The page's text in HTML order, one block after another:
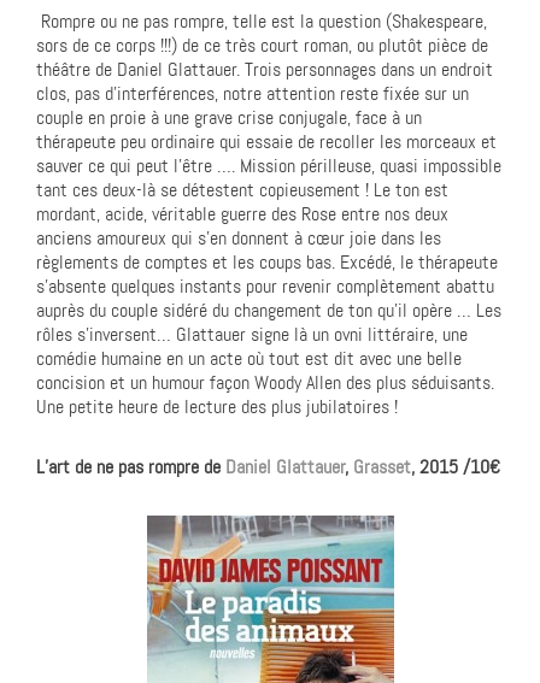
Rompre ou ne pas rompre, telle est la question (Shakespeare,
sors de ce corps !!!) de ce très court roman, ou plutôt pièce de
théâtre de Daniel Glattauer. Trois personnages dans un endroit
clos, pas d’interférences, notre attention reste fixée sur un
couple en proie à une grave crise conjugale, face à un
thérapeute peu ordinaire qui essaie de recoller les morceaux et
sauver ce qui peut l’être …. Mission périlleuse, quasi impossible
tant ces deux-là se détestent copieusement ! Le ton est
mordant, acide, véritable guerre des Rose entre nos deux
anciens amoureux qui s’en donnent à cœur joie dans les
règlements de comptes et les coups bas. Excédé, le thérapeute
s’absente quelques instants pour revenir complètement abattu
auprès du couple sidéré du changement de ton qu’il opère … Les
rôles s’inversent… Glattauer signe là un ovni littéraire, une
comédie humaine en un acte où tout est dit avec une belle
concision et un humour façon Woody Allen des plus séduisants.
Une petite heure de lecture des plus jubilatoires !
L’art de ne pas rompre de Daniel Glattauer, Grasset, 2015 /10€